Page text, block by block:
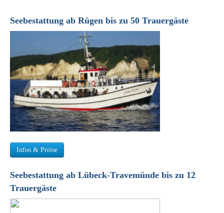
Seebestattung ab Rügen bis zu 50 Trauergäste
Infos & Preise
Seebestattung ab Lübeck-Travemünde bis zu 12
Trauergäste